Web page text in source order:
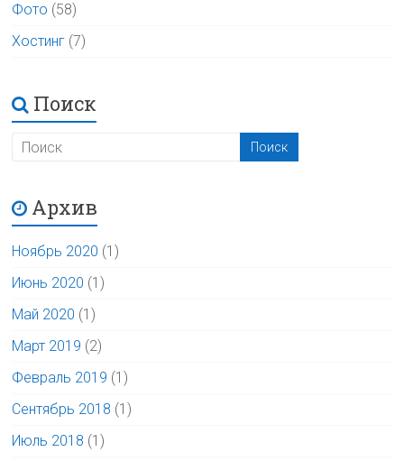
Фото (58)
Хостинг (7)
Поиск
Архив
Ноябрь 2020 (1)
Июнь 2020 (1)
Май 2020 (1)
Март 2019 (2)
Февраль 2019 (1)
Сентябрь 2018 (1)
Июль 2018 (1)